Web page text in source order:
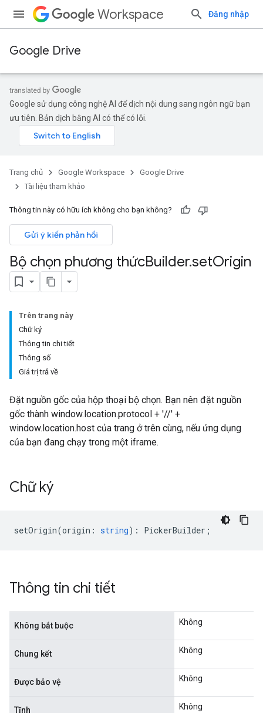
Workspace Đăng nhập
Google Drive
Google sử dụng công nghệ AI để dịch nội dung sang ngôn ngữ bạn
ưu tiên. Bản dịch bằng AI có thể có lỗi.
Trang chủ Google Workspace
Google Drive
Tài liệu tham khảo
Thông tin này có hữu ích không cho bạn không?
Gửi ý kiến phản hồi
Bộ chọn phương thứcBuilder.setOrigin
Trên trang này
Chữ ký
Thông tin chi tiết
Thông số
Giá trị trả về
Đặt nguồn gốc của hộp thoại bộ chọn. Bạn nên đặt nguồn
gốc thành window.location.protocol + '//' +
window.location.host của trang ở trên cùng, nếu ứng dụng
của bạn đang chạy trong một iframe.
Chữ ký
setOrigin(origin : string) : PickerBuilder ;
Thông tin chi tiết
Không bắt buộc Không
Chung kết Không
Được bảo vệ Không
Tĩnh Không